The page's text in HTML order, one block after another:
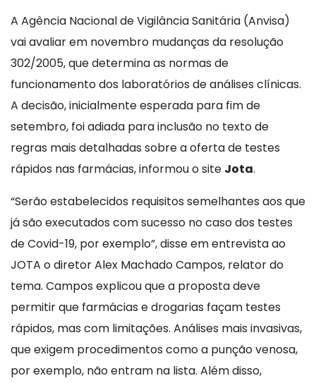
A Agência Nacional de Vigilância Sanitária (Anvisa)
vai avaliar em novembro mudanças da resolução
302/2005, que determina as normas de
funcionamento dos laboratórios de análises clínicas.
A decisão, inicialmente esperada para fim de
setembro, foi adiada para inclusão no texto de
regras mais detalhadas sobre a oferta de testes
rápidos nas farmácias, informou o site Jota.
“Serão estabelecidos requisitos semelhantes aos que
já são executados com sucesso no caso dos testes
de Covid-19, por exemplo”, disse em entrevista ao
JOTA o diretor Alex Machado Campos, relator do
tema. Campos explicou que a proposta deve
permitir que farmácias e drogarias façam testes
rápidos, mas com limitações. Análises mais invasivas,
que exigem procedimentos como a punção venosa,
por exemplo, não entram na lista. Além disso,